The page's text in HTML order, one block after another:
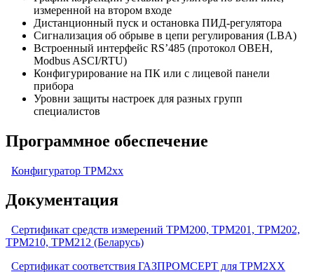
измеренной на втором входе
Дистанционный пуск и остановка ПИД-регулятора
Сигнализация об обрыве в цепи регулирования (LBA)
Встроенный интерфейс RS’485 (протокол ОВЕН,
Modbus ASCI/RTU)
Конфигурирование на ПК или с лицевой панели
прибора
Уровни защиты настроек для разных групп
специалистов
Программное обеспечение
Конфигуратор ТРМ2xx
Документация
Сертификат средств измерений ТРМ200, ТРМ201, ТРМ202,
ТРМ210, ТРМ212 (Беларусь)
Сертификат соответствия ГАЗПРОМСЕРТ для ТРМ2ХХ